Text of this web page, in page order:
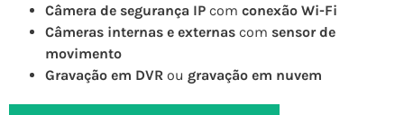
Câmera de segurança IP com conexão Wi-Fi
Câmeras internas e externas com sensor de
movimento
Gravação em DVR ou gravação em nuvem